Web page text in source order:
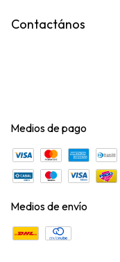
Contactános
Medios de pago
Medios de envío